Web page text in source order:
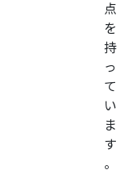
点
を
持
っ
て
い
ま
す
。